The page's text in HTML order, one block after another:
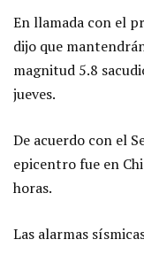
En llamada con el
dijo que
magnitud 5.8
jueves.
De acuerdo con el
epicentro fue en
horas.
Las alarmas